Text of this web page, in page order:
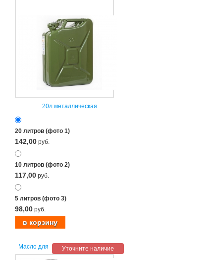
20л металлическая
20 литров (фото 1)
142,00 руб.
10 литров (фото 2)
117,00 руб.
5 литров (фото 3)
98,00 руб.
Уточните наличие
Масло для